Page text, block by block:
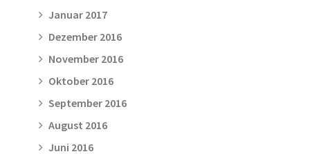
Januar 2017
Dezember 2016
November 2016
Oktober 2016
September 2016
August 2016
Juni 2016